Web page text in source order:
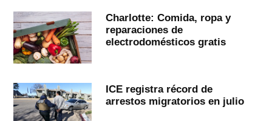
Charlotte: Comida, ropa y
reparaciones de
electrodomésticos gratis
ICE registra récord de
arrestos migratorios en julio